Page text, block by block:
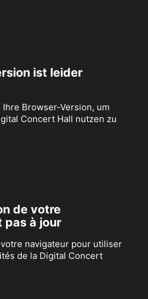
ist leider
Browser-Version, um
Concert Hall nutzen zu
de votre
pas à jour
navigateur pour utiliser
de la Digital Concert